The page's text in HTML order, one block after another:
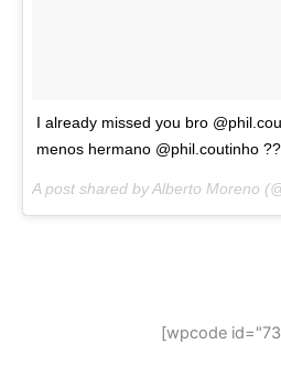
I already missed you bro
menos hermano @phil.coutinho ??
A post shared by Alberto Moreno
[wpcode